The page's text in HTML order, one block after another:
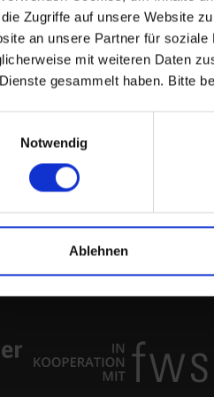
die Zugriffe auf unsere Website
an unsere Partner für
mit weiteren Daten
gesammelt haben. Bitte
Notwendig
Ablehnen
keine Daten zum
durch
Einlagen der